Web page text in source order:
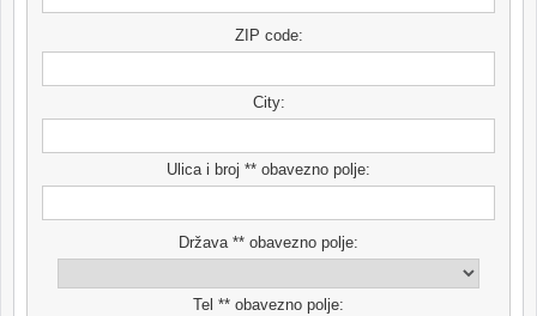
ZIP code:
City:
Ulica i broj ** obavezno polje:
Država ** obavezno polje:
Tel ** obavezno polje: